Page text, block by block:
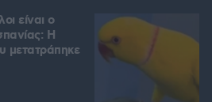
είναι ο
Η
μετατράπηκε